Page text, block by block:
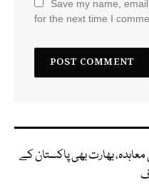
Save my name,
for the next time I
بھارت بھی پاکستان کے